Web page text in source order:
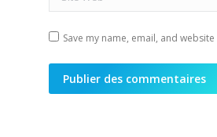
Save my name, email, and
Publier des commentaires